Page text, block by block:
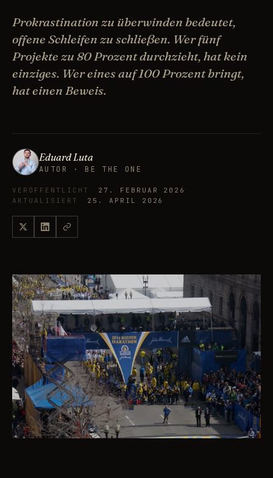
Prokrastination zu überwinden bedeutet,
offene Schleifen zu schließen. Wer fünf
Projekte zu 80 Prozent durchzieht, hat kein
einziges. Wer eines auf 100 Prozent bringt,
hat einen Beweis.
Eduard Luta
AUTOR · BE THE ONE
VERÖFFENTLICHT
27. FEBRUAR 2026
AKTUALISIERT
25. APRIL 2026